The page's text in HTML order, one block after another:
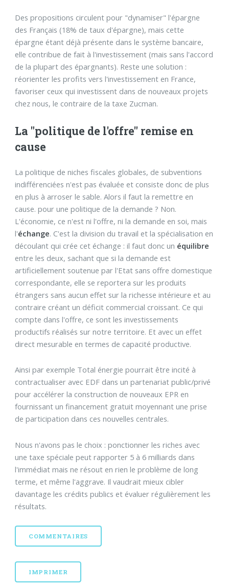
Des propositions circulent pour "dynamiser" l'épargne
des Français (18% de taux d'épargne), mais cette
épargne étant déjà présente dans le système bancaire,
elle contribue de fait à l'investissement (mais sans l'accord
de la plupart des épargnants). Reste une solution :
réorienter les profits vers l'investissement en France,
favoriser ceux qui investissent dans de nouveaux projets
chez nous, le contraire de la taxe Zucman.
La "politique de l'offre" remise en
cause
La politique de niches fiscales globales, de subventions
indifférenciées n'est pas évaluée et consiste donc de plus
en plus à arroser le sable. Alors il faut la remettre en
cause. pour une politique de la demande ? Non.
L'économie, ce n'est ni l'offre, ni la demande en soi, mais
l'échange. C'est la division du travail et la spécialisation en
découlant qui crée cet échange : il faut donc un équilibre
entre les deux, sachant que si la demande est
artificiellement soutenue par l'Etat sans offre domestique
correspondante, elle se reportera sur les produits
étrangers sans aucun effet sur la richesse intérieure et au
contraire créant un déficit commercial croissant. Ce qui
compte dans l'offre, ce sont les investissements
productifs réalisés sur notre territoire. Et avec un effet
direct mesurable en termes de capacité productive.
Ainsi par exemple Total énergie pourrait être incité à
contractualiser avec EDF dans un partenariat public/privé
pour accélérer la construction de nouveaux EPR en
fournissant un financement gratuit moyennant une prise
de participation dans ces nouvelles centrales.
Nous n'avons pas le choix : ponctionner les riches avec
une taxe spéciale peut rapporter 5 à 6 milliards dans
l'immédiat mais ne résout en rien le problème de long
terme, et même l'aggrave. Il vaudrait mieux cibler
davantage les crédits publics et évaluer régulièrement les
résultats.
COMMENTAIRES
IMPRIMER